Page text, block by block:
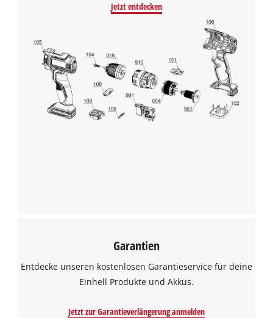
Jetzt entdecken
Garantien
Entdecke unseren kostenlosen Garantieservice für deine
Einhell Produkte und Akkus.
Jetzt zur Garantieverlängerung anmelden